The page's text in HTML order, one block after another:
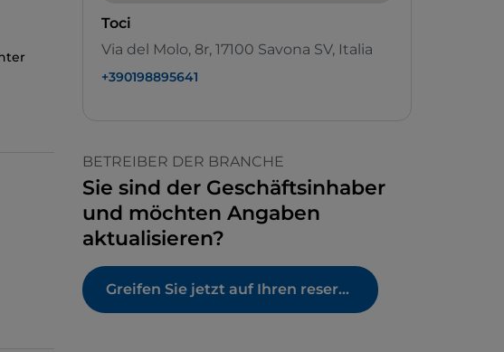
Toci
Via del Molo, 8r, 17100 Savona SV, Italia
+390198895641
BETREIBER DER BRANCHE
Sie sind der Geschäftsinhaber
und möchten Angaben
aktualisieren?
Greifen Sie jetzt auf Ihren reservierten Bereich zu